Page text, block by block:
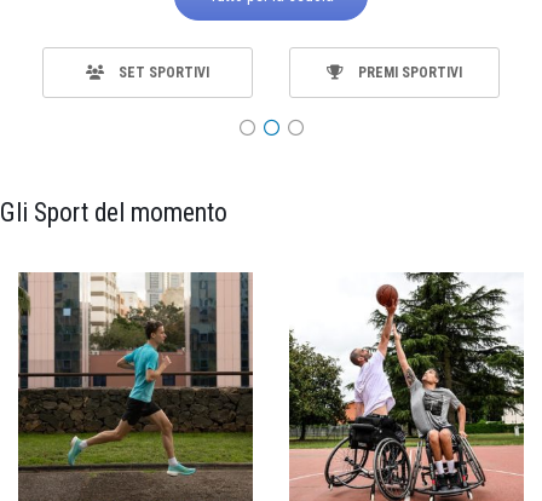
SET SPORTIVI PREMI SPORTIVI
Gli Sport del momento